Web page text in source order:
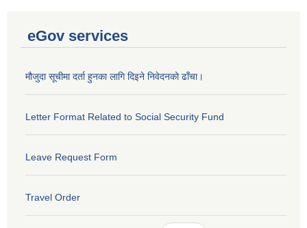
eGov services
मौजुदा सूचीमा दर्ता हुनका लागि दिइने निवेदनको ढाँचा।
Letter Format Related to Social Security Fund
Leave Request Form
Travel Order